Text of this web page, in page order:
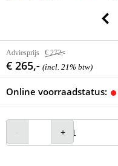
Adviesprijs € 272,-
€ 265,- (incl. 21% btw)
Online voorraadstatus: